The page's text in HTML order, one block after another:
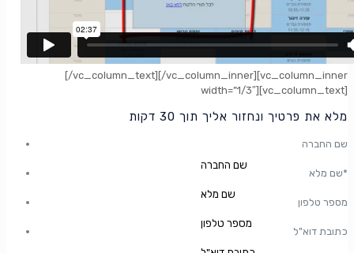
[/vc_column_text][/vc_column_inner][vc_column_inner
width=”1/3″][vc_column_text]
מלא את פרטיך ונחזור אליך תוך 30 דקות
שם החברה
שם מלא*
מספר טלפון
כתובת דוא"ל